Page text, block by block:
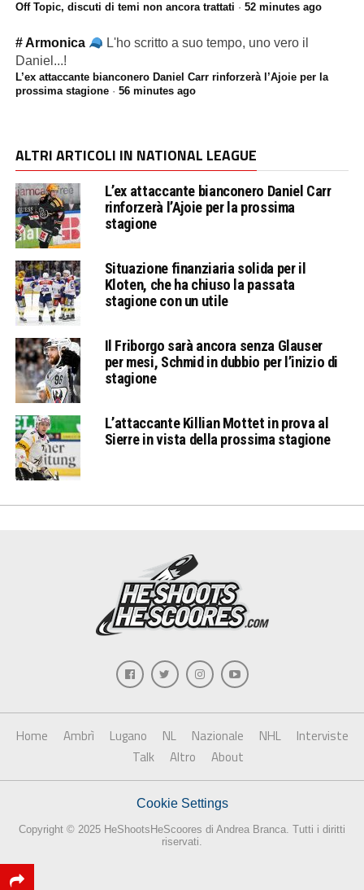
Off Topic, discuti di temi non ancora trattati · 52 minutes ago
# Armonica
L'ho scritto a suo tempo, uno vero il
Daniel...!
L’ex attaccante bianconero Daniel Carr rinforzerà l’Ajoie per la
prossima stagione· 56 minutes ago
ALTRI ARTICOLI IN NATIONAL LEAGUE
L’ex attaccante bianconero Daniel Carr
rinforzerà l’Ajoie per la prossima
stagione
Situazione finanziaria solida per il
Kloten, che ha chiuso la passata
stagione con un utile
Il Friborgo sarà ancora senza Glauser
per mesi, Schmid in dubbio per l’inizio di
stagione
L’attaccante Killian Mottet in prova al
Sierre in vista della prossima stagione
Home Ambrì Lugano NL Nazionale NHL
Interviste
Talk
Altro About
Cookie Settings
Copyright © 2025 HeShootsHeScoores di Andrea Branca. Tutti i diritti
riservati.